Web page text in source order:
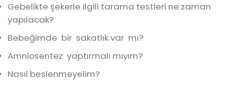
Gebelikte şekerle ilgili tarama testleri ne zaman
yapılacak?
Bebeğimde bir sakatlık var mı?
Amniosentez yaptırmalı mıyım?
Nasıl beslenmeyelim?